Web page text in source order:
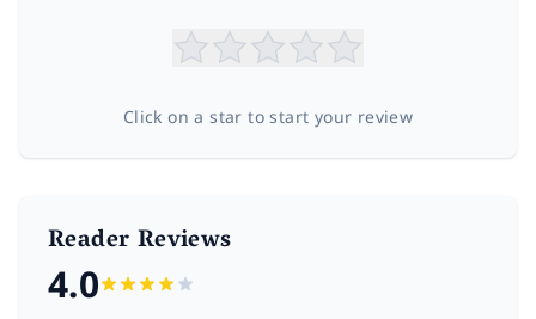
Click on a star to start your review
Reader Reviews
4.0